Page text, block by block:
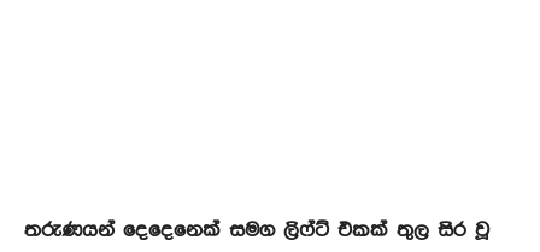
තරුණයන් දෙදෙනෙක් සමග ලිෆ්ට් එකක් තුල සිර වූ